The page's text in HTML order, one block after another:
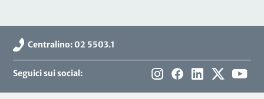
Centralino: 02 5503.1
Seguici sui social: